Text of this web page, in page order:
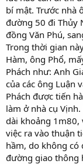
bí mật. Trước nhà
đường 50 đi Thủy
đồng Văn Phú,
Trong thời gian
Hàm, ông Phổ,
Phách như: Anh
của các ông Luận
Phách được tiến
làm ở nhà cụ
dài khoảng 1m80,
việc ra vào thuận
hầm, do không
đường giao thông